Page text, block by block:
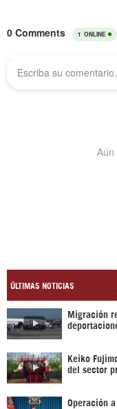
ÚLTIMAS NOTICIAS
Migración
Keiko
del sector
Operación